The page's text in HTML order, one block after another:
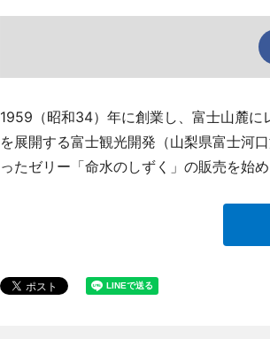
1959（昭和34）年に創業し、富士山麓
を展開する富士観光開発（山梨県富士河
ったゼリー「命水のしずく」の販売を始